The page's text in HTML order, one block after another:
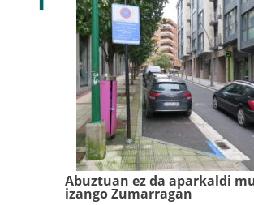
Abuztuan ez da aparkaldi
izango Zumarragan